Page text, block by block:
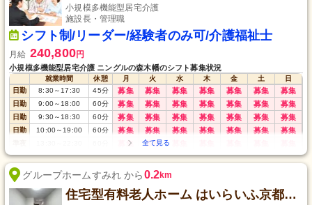
小規模多機能型居宅介護
施設長・管理職
シフト制/リーダー/経験者のみ可/介護福祉士
月給 240,800円
小規模多機能型居宅介護 ニングルの森木幡のシフト募集状況
就業時間 休憩 月 火 水 木 金 土
日
日勤
8:30～17:30 45分 募集 募集 募集 募集 募集 募集 募集
日勤 9:00～18:00 60分 募集 募集 募集 募集 募集 募集 募集
日勤 9:30～18:30 60分 募集 募集 募集 募集 募集 募集 募集
日勤 10:00～19:00 60分 募集 募集 募集 募集 募集 募集 募集
募集 募集
夜勤 17:00～翌10:00 60分 募集 募集 募集 募集 募集 募集 募集
深夜 22:30 ～翌7:30 60 分 募集 募集
グループホームすみれ から0.2km
住宅型有料老人ホーム はいらいふ京都宇治